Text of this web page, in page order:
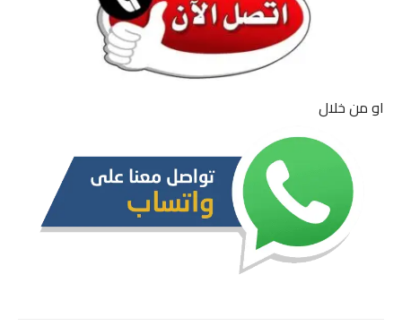
او من خلال